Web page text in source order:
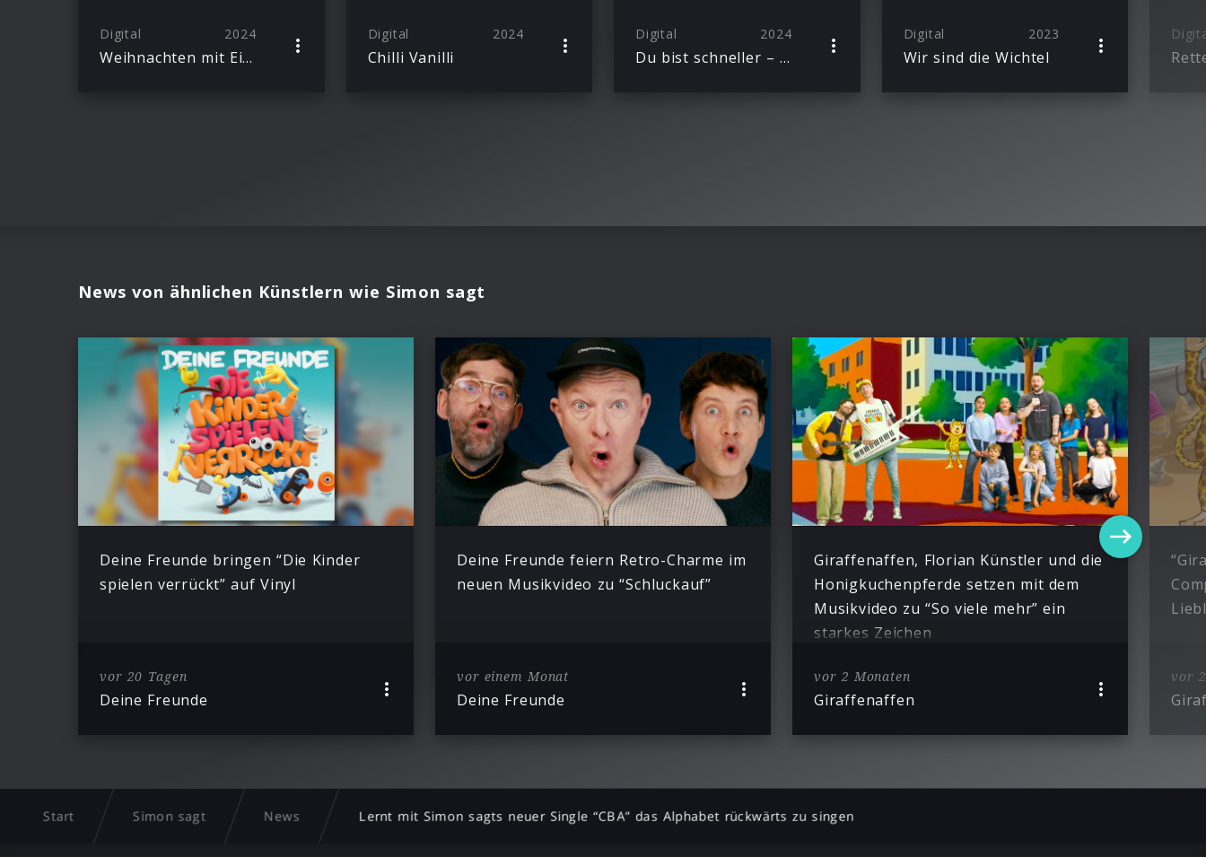
Digital 2024
Weihnachten mit Eiscreme
Digital 2024
Chilli Vanilli
Digital 2024
Du bist schneller – Der kicker Kids Song
Digital 2023
Wir sind die Wichtel
News von ähnlichen Künstlern wie Simon sagt
Deine Freunde bringen “Die Kinder
spielen verrückt” auf Vinyl
vor 20 Tagen
Deine Freunde
Deine Freunde feiern Retro-Charme im
neuen Musikvideo zu “Schluckauf”
vor einem Monat
Deine Freunde
Giraffenaffen, Florian Künstler und die
Honigkuchenpferde setzen mit dem
Musikvideo zu “So viele mehr” ein
starkes Zeichen
vor 2 Monaten
Giraffenaffen
vor
Start Simon sagt News Lernt mit Simon sagts neuer Single “CBA” das Alphabet rückwärts zu singen